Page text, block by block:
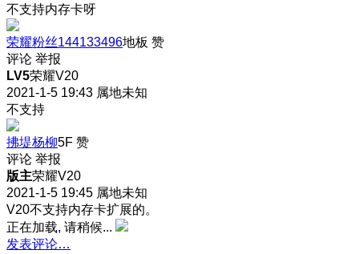
不支持内存卡呀
荣耀粉丝144133496地板 赞
评论 举报
LV5荣耀V20
2021-1-5 19:43 属地未知
不支持
拂堤杨柳5F 赞
评论 举报
版主荣耀V20
2021-1-5 19:45 属地未知
V20不支持内存卡扩展的。
正在加载, 请稍候...
发表评论…